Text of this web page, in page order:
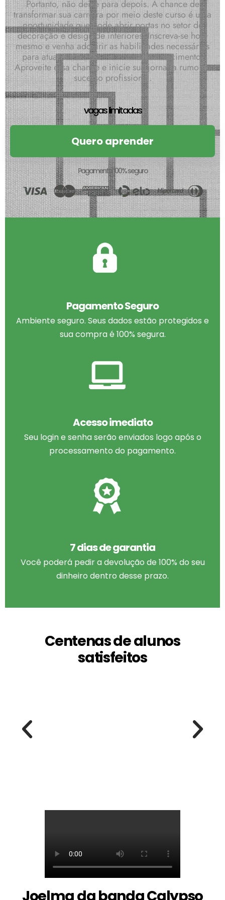
Portanto, não deixe para depois. A chance de
transformar sua carreira por meio deste curso é uma
oportunidade que pode abrir portas no setor de
decoração e design de interiores. Inscreva-se hoje
mesmo e venha adquirir as habilidades necessárias
para atuar nesta área em constante crescimento.
Aproveite essa chance e inicie sua jornada rumo ao
sucesso profissional.
vagas limitadas
Quero aprender
Pagamento 100% seguro
Pagamento Seguro
Ambiente seguro. Seus dados estão protegidos e
sua compra é 100% segura.
Acesso imediato
Seu login e senha serão enviados logo após o
processamento do pagamento.
7 dias de garantia
Você poderá pedir a devolução de 100% do seu
dinheiro dentro desse prazo.
Centenas de alunos
satisfeitos